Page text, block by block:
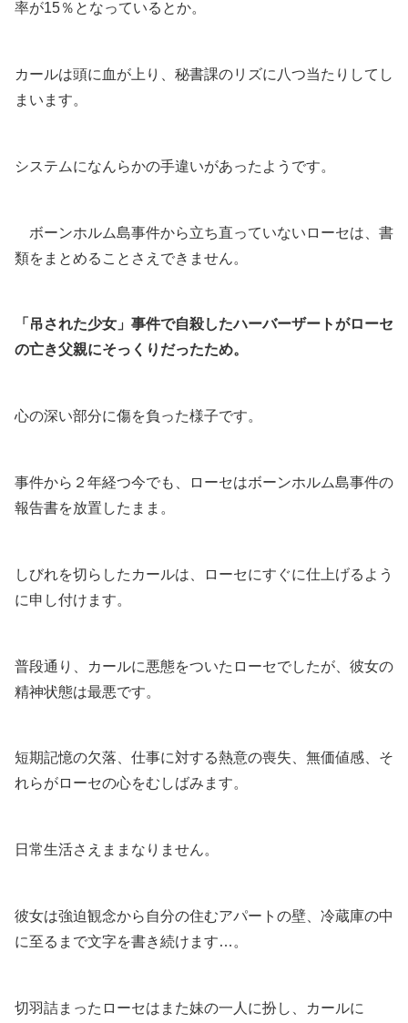
率が15％となっているとか。
カールは頭に血が上り、秘書課のリズに八つ当たりしてし
まいます。
システムになんらかの手違いがあったようです。
ボーンホルム島事件から立ち直っていないローセは、書
類をまとめることさえできません。
「吊された少女」事件で自殺したハーバーザートがローセ
の亡き父親にそっくりだったため。
心の深い部分に傷を負った様子です。
事件から２年経つ今でも、ローセはボーンホルム島事件の
報告書を放置したまま。
しびれを切らしたカールは、ローセにすぐに仕上げるよう
に申し付けます。
普段通り、カールに悪態をついたローセでしたが、彼女の
精神状態は最悪です。
短期記憶の欠落、仕事に対する熱意の喪失、無価値感、そ
れらがローセの心をむしばみます。
日常生活さえままなりません。
彼女は強迫観念から自分の住むアパートの壁、冷蔵庫の中
に至るまで文字を書き続けます…。
切羽詰まったローセはまた妹の一人に扮し、カールに